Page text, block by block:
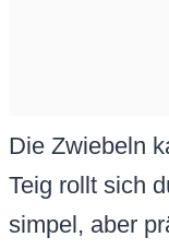
Die Zwiebeln
Teig rollt sich
simpel, aber